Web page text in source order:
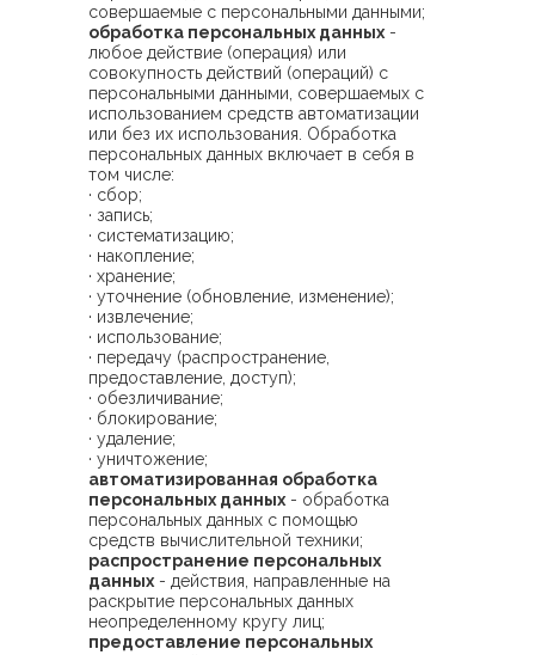
совершаемые с персональными данными;
обработка персональных данных -
любое действие (операция) или
совокупность действий (операций) с
персональными данными, совершаемых с
использованием средств автоматизации
или без их использования. Обработка
персональных данных включает в себя в
том числе:
· сбор;
· запись;
· систематизацию;
· накопление;
· хранение;
· уточнение (обновление, изменение);
· извлечение;
· использование;
· передачу (распространение,
предоставление, доступ);
· обезличивание;
· блокирование;
· удаление;
· уничтожение;
автоматизированная обработка
персональных данных - обработка
персональных данных с помощью
средств вычислительной техники;
распространение персональных
данных - действия, направленные на
раскрытие персональных данных
неопределенному кругу лиц;
предоставление персональных